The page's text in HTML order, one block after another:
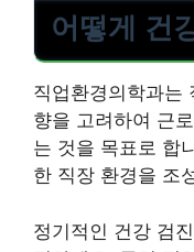
어떻게 건
직업환경의학과는
향을 고려하여 근
는 것을 목표로 합
한 직장 환경을 조
정기적인 건강 검